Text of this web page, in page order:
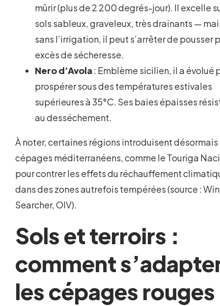
mûrir (plus de 2 200 degrés-jour). Il excelle
sols sableux, graveleux, très drainants —
sans l’irrigation, il peut s’arrêter de pousser
excès de sécheresse.
Nero d’Avola : Emblème sicilien, il a évolué
prospérer sous des températures estivales
supérieures à 35°C. Ses baies épaisses
au desséchement.
À noter, certaines régions introduisent
cépages méditerranéens, comme le Touriga
pour contrer les effets du réchauffement
dans des zones autrefois tempérées (source :
Searcher, OIV).
Sols et terroirs :
comment
les cépages rouges